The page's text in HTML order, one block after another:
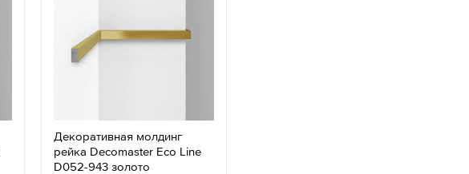
Декоративная молдинг
рейка Decomaster Eco Line
D052-943 золото